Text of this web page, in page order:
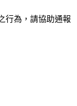
行為，請協助通報